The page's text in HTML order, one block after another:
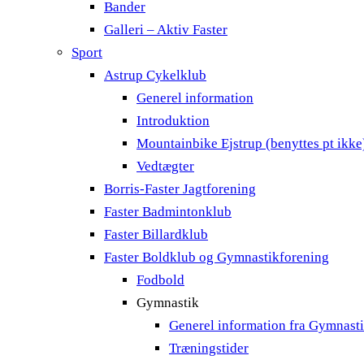
Bander
Galleri – Aktiv Faster
Sport
Astrup Cykelklub
Generel information
Introduktion
Mountainbike Ejstrup (benyttes pt
Vedtægter
Borris-Faster Jagtforening
Faster Badmintonklub
Faster Billardklub
Faster Boldklub og Gymnastikforening
Fodbold
Gymnastik
Generel information fra
Træningstider